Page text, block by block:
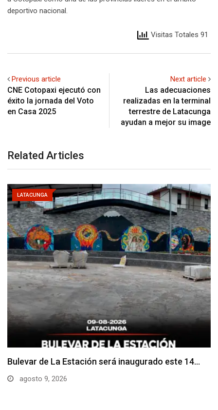
deportivo nacional.
Visitas Totales 91
Previous article
CNE Cotopaxi ejecutó con
éxito la jornada del Voto
en Casa 2025
Next article
Las adecuaciones
realizadas en la terminal
terrestre de Latacunga
ayudan a mejor su image
Related Articles
LATACUNGA
Adoquines levantados generan preocupación en
dos vías de…